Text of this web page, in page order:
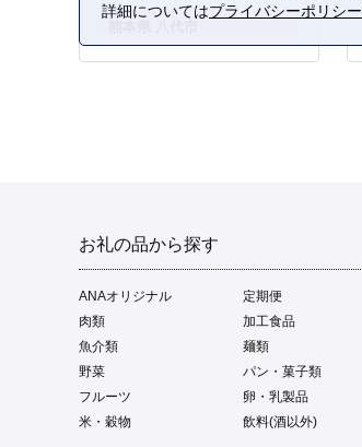
お礼の品から探す
ANAオリジナル 定期便
肉類
加工食品
魚介類
麺類
野菜
パン・菓子類
フルーツ
卵・乳製品
米・穀物
飲料(酒以外)
詳細についてはプライバシーポリシー